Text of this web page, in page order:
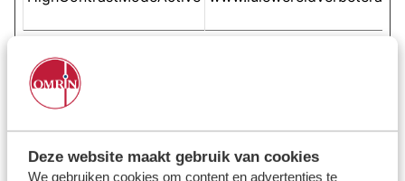
Deze website maakt gebruik van cookies
We gebruiken cookies om content en advertenties te
Statistieken (5)
Statistische cookies helpen eigenaren van websites
door anoniem gegevens te verzamelen en te
rapporteren.